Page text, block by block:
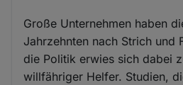
Große Unternehmen haben
Jahrzehnten nach Strich und
die Politik erwies sich dabei
willfähriger Helfer. Studien,